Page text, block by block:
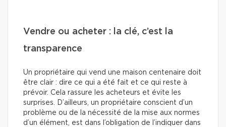
Vendre ou acheter : la clé, c’est la
transparence
Un propriétaire qui vend une maison centenaire doit
être clair : dire ce qui a été fait et ce qui reste à
prévoir. Cela rassure les acheteurs et évite les
surprises. D’ailleurs, un propriétaire conscient d’un
problème ou de la nécessité de la mise aux normes
d’un élément, est dans l’obligation de l’indiquer dans